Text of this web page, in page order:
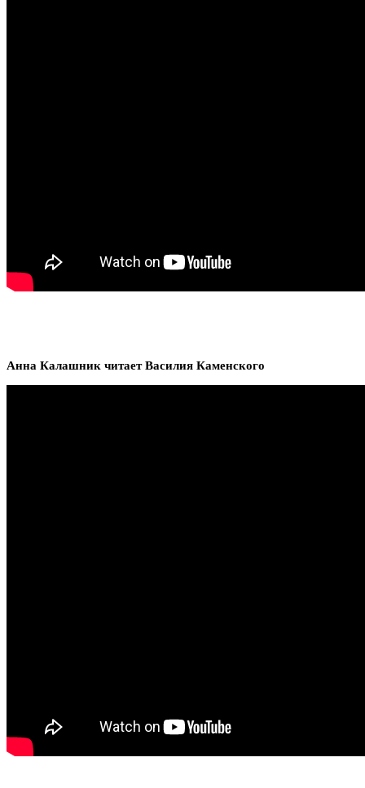
Анна Калашник читает Василия Каменского